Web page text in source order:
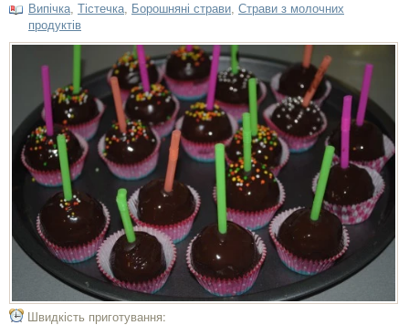
Випічка Тістечка Борошняні страви Страви з молочних
продуктів
Швидкість приготування: